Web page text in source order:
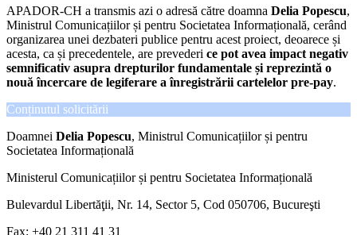
APADOR-CH a transmis azi o adresă către doamna Delia Popescu,
Ministrul Comunicațiilor și pentru Societatea Informațională, cerând
organizarea unei dezbateri publice pentru acest proiect, deoarece și
acesta, ca și precedentele, are prevederi ce pot avea impact negativ
semnificativ asupra drepturilor fundamentale și reprezintă o
nouă încercare de legiferare a înregistrării cartelelor pre-pay.
Conținutul solicitării
Doamnei Delia Popescu, Ministrul Comunicațiilor și pentru
Societatea Informațională
Ministerul Comunicațiilor și pentru Societatea Informațională
Bulevardul Libertăţii, Nr. 14, Sector 5, Cod 050706, Bucureşti
Fax: +40 21 311 41 31